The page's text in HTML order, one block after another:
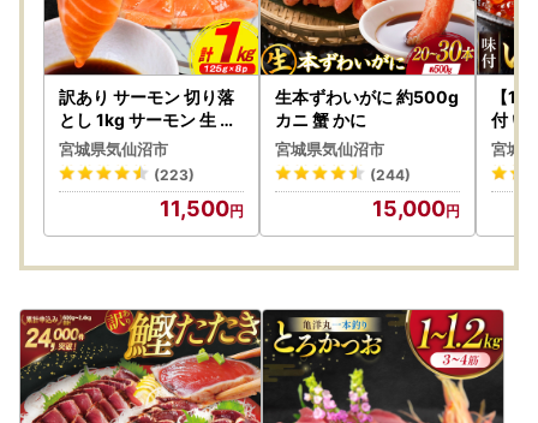
ただいても対応できかねます。
・返礼品をお届けする際の配送伝票について、ご依頼主名は
寄附者様のお名前が入ります。変更はできかねます。
・郵便受けにお届けする返礼品（メール便）につきまして
は、ご依頼主名は配送伝票に印字されません。なお、ふるさ
と納税の記載が入りますのでご了承ください。
・複数の返礼品をお選びいただいた場合、個別発送となる場
合があります。
・返礼品に不具合がある場合、お受け取り後、3日以内にご
・返礼品の送付は、気仙沼市外にお住まいの方に限らせてい
★プライバシーについて
寄附者様からいただいた個人情報は、商品の発送とご連絡、
お問い合わせ対応、ならびに寄附者様へ向けた気仙沼市のふ
訳あり サーモン 切り落
とし 1kg サーモン 生 お
刺身
宮城県気仙沼市
(223)
11,500
生本ずわいがに 約500g
カニ 蟹 かに
宮城県気仙沼市
(244)
15,000
【
付 い
パッ
宮城